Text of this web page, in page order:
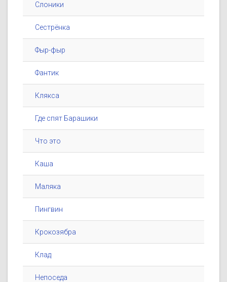
Слоники
Сестрёнка
Фыр-фыр
Фантик
Клякса
Где спят Барашики
Что это
Каша
Маляка
Пингвин
Крокозябра
Клад
Непоседа